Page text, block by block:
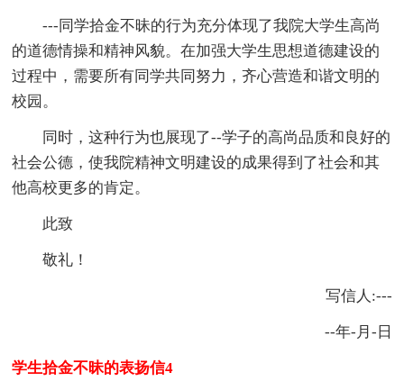
---同学拾金不昧的行为充分体现了我院大学生高尚
的道德情操和精神风貌。在加强大学生思想道德建设的
过程中，需要所有同学共同努力，齐心营造和谐文明的
校园。
同时，这种行为也展现了--学子的高尚品质和良好的
社会公德，使我院精神文明建设的成果得到了社会和其
他高校更多的肯定。
此致
敬礼！
写信人:---
--年-月-日
学生拾金不昧的表扬信4